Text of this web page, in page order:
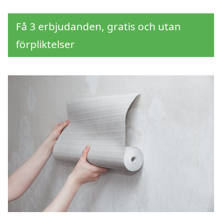
Få 3 erbjudanden, gratis och utan
förpliktelser